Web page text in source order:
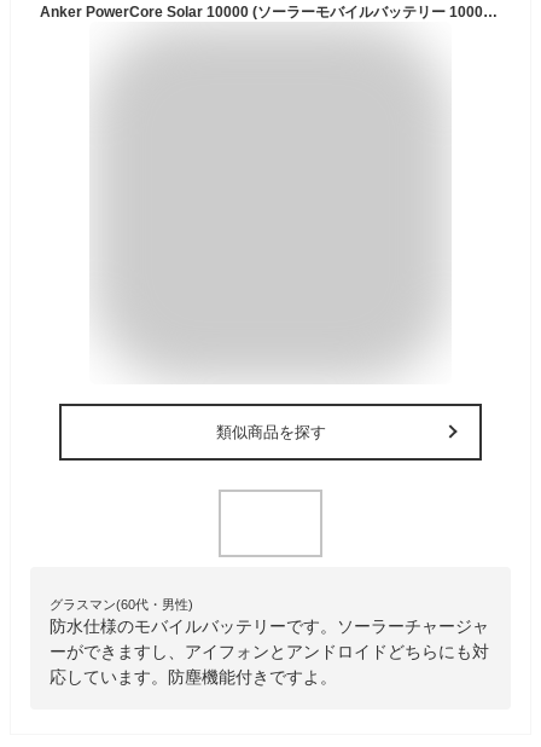
Anker PowerCore Solar 10000 (ソーラーモバイルバッテリー 10000mAh 大容量)【ソーラーチャージャー/防塵/防水 / IP64対応 / フラッシュライト搭載/低電流モード搭載/PSE技術基準適合】iPhone ＆ Android 各種対応
類似商品を探す
グラスマン(60代・男性)
防水仕様のモバイルバッテリーです。ソーラーチャージャ
ーができますし、アイフォンとアンドロイドどちらにも対
応しています。防塵機能付きですよ。